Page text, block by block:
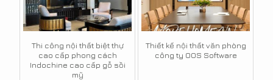
Thi công nội thất biệt thự
cao cấp phong cách
Indochine cao cấp gỗ sồi
mỹ
Thiết kế nội thất văn phòng
công ty OOS Software